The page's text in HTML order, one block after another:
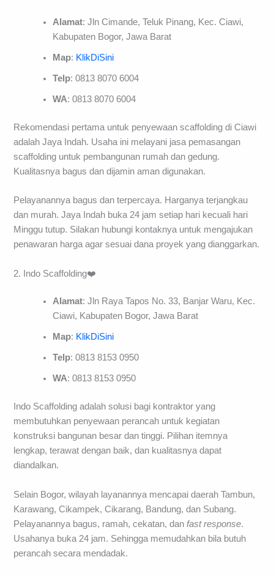
Alamat: Jln Cimande, Teluk Pinang, Kec. Ciawi,
Kabupaten Bogor, Jawa Barat
Map: KlikDiSini
Telp: 0813 8070 6004
WA: 0813 8070 6004
Rekomendasi pertama untuk penyewaan scaffolding di Ciawi
adalah Jaya Indah. Usaha ini melayani jasa pemasangan
scaffolding untuk pembangunan rumah dan gedung.
Kualitasnya bagus dan dijamin aman digunakan.
Pelayanannya bagus dan terpercaya. Harganya terjangkau
dan murah. Jaya Indah buka 24 jam setiap hari kecuali hari
Minggu tutup. Silakan hubungi kontaknya untuk mengajukan
penawaran harga agar sesuai dana proyek yang dianggarkan.
2. Indo Scaffolding❤️
Alamat: Jln Raya Tapos No. 33, Banjar Waru, Kec.
Ciawi, Kabupaten Bogor, Jawa Barat
Map: KlikDiSini
Telp: 0813 8153 0950
WA: 0813 8153 0950
Indo Scaffolding adalah solusi bagi kontraktor yang
membutuhkan penyewaan perancah untuk kegiatan
konstruksi bangunan besar dan tinggi. Pilihan itemnya
lengkap, terawat dengan baik, dan kualitasnya dapat
diandalkan.
Selain Bogor, wilayah layanannya mencapai daerah Tambun,
Karawang, Cikampek, Cikarang, Bandung, dan Subang.
Pelayanannya bagus, ramah, cekatan, danfast response.
Usahanya buka 24 jam. Sehingga memudahkan bila butuh
perancah secara mendadak.